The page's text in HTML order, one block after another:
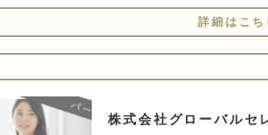
詳細はこち
株式会社グローバルセ